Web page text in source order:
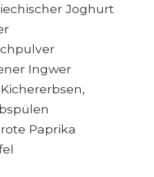
Joghurt
Ingwer
Paprika